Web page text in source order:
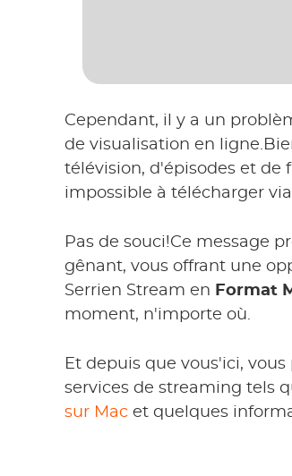
Cependant, il y a un
de visualisation en
télévision, d'épisodes et de
impossible à télécharger
Pas de souci!Ce message
gênant, vous offrant une
Serrien Stream en Format
moment, n'importe où.
Et depuis que vous'ici,
services de streaming tels
sur Mac et quelques